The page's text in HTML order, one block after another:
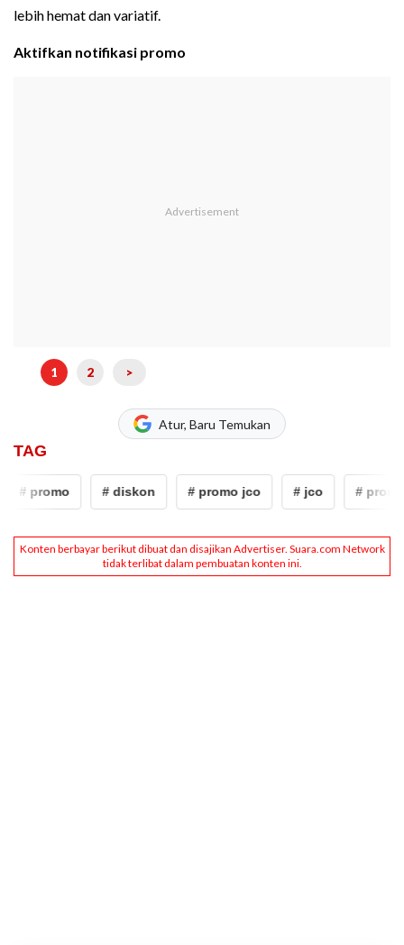
lebih hemat dan variatif.
Aktifkan notifikasi promo
1 2 >
Atur, Baru Temukan
TAG
# promo # diskon # promo jco # jco # promo